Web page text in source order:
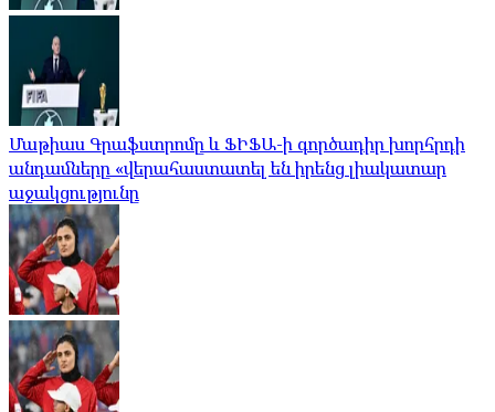
Մաթիաս Գրաֆստրոմը և ՖԻՖԱ-ի գործադիր խորհրդի
անդամները «վերահաստատել են իրենց լիակատար
աջակցությունը